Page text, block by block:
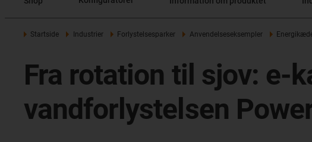
Startside Industrier Forlystelsesparker Anvendelseseksempler
Fra rotation til sjov:
vandforlystelsen